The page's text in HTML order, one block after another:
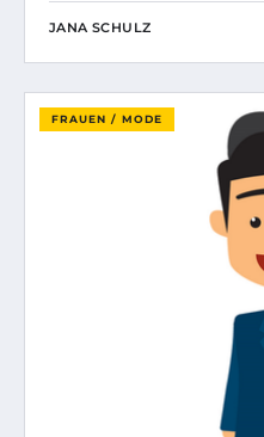
JANA SCHULZ
FRAUEN / MODE